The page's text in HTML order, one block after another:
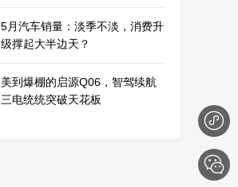
5月汽车销量：淡季不淡，消费升
级撑起大半边天？
美到爆棚的启源Q06，智驾续航
三电统统突破天花板